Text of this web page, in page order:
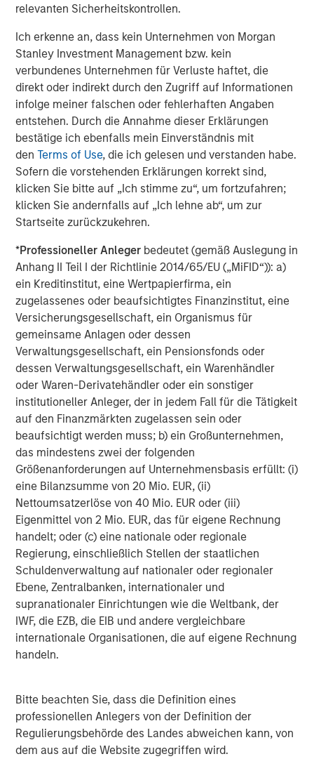
relevanten Sicherheitskontrollen.
Ich erkenne an, dass kein Unternehmen von Morgan
Stanley Investment Management bzw. kein
verbundenes Unternehmen für Verluste haftet, die
direkt oder indirekt durch den Zugriff auf Informationen
infolge meiner falschen oder fehlerhaften Angaben
entstehen. Durch die Annahme dieser Erklärungen
bestätige ich ebenfalls mein Einverständnis mit
denTerms of Use, die ich gelesen und verstanden habe.
Sofern die vorstehenden Erklärungen korrekt sind,
klicken Sie bitte auf „Ich stimme zu“, um fortzufahren;
klicken Sie andernfalls auf „Ich lehne ab“, um zur
Startseite zurückzukehren.
*Professioneller Anleger bedeutet (gemäß Auslegung in
Anhang II Teil I der Richtlinie 2014/65/EU („MiFID“)): a)
ein Kreditinstitut, eine Wertpapierfirma, ein
zugelassenes oder beaufsichtigtes Finanzinstitut, eine
Versicherungsgesellschaft, ein Organismus für
gemeinsame Anlagen oder dessen
Verwaltungsgesellschaft, ein Pensionsfonds oder
dessen Verwaltungsgesellschaft, ein Warenhändler
oder Waren-Derivatehändler oder ein sonstiger
institutioneller Anleger, der in jedem Fall für die Tätigkeit
auf den Finanzmärkten zugelassen sein oder
beaufsichtigt werden muss; b) ein Großunternehmen,
das mindestens zwei der folgenden
Größenanforderungen auf Unternehmensbasis erfüllt: (i)
eine Bilanzsumme von 20 Mio. EUR, (ii)
Nettoumsatzerlöse von 40 Mio. EUR oder (iii)
Eigenmittel von 2 Mio. EUR, das für eigene Rechnung
handelt; oder (c) eine nationale oder regionale
Regierung, einschließlich Stellen der staatlichen
Schuldenverwaltung auf nationaler oder regionaler
Ebene, Zentralbanken, internationaler und
supranationaler Einrichtungen wie die Weltbank, der
IWF, die EZB, die EIB und andere vergleichbare
internationale Organisationen, die auf eigene Rechnung
handeln.
Bitte beachten Sie, dass die Definition eines
professionellen Anlegers von der Definition der
Regulierungsbehörde des Landes abweichen kann, von
dem aus auf die Website zugegriffen wird.
Vyn®’s technology is designed to make work simpler and
more efficient for frontline workers whose skills are in
high demand due to accelerating investment in global
infrastructure spend. By documenting every job
performed in the field, Vyn® creates an auditable trail of
work, while simultaneously organising institutional
knowledge and expertise for better training and process
design. This knowledge, captured with Vyn®
SmartVideoNotes® platform, is being used to upskill new
frontline workers in the field, and also enabling an aging
expert workforce to continue to work more flexibly for
longer using video technology,
Kapil Singhal, Co-founder and CEO of Vyntelligence,
commented:“This partnership with Blume Equity and
Morgan Stanley Investment Management’s 1GT validates
our mission to transform how field work is captured,
analysed, and acted upon. With this investment, we will
expand our platform capabilities and geographic
footprint, including the US, and continue building the
world’s most comprehensive frontline work solutions that
drive intelligent collaboration and value creation across
the entire ecosystem and supply chain.”
Arti Khanna, Co-founder of Vyntelligence, added:“Our
superpower is not just applying AI to the historically
underserved world of physical work, but leveraging over
a decade of expertly curated proprietary field video data
to fundamentally transform the value of in-field work for
our clients. We can deliver unbeatable visibility for
customers over their assets, people, and operations,
empowering customers with the insights they need to
materially improve the efficiency of their operations and
the role that in-field workers play for their businesses.”
Eleanor Blagbrough, Co-founding Partner at Blume
Equity, said:“Vyntelligence exemplifies the type of
inherently impactful business we seek to partner with at
Blume – a company delivering both compelling
commercial outcomes and measurable environmental
improving safety, efficiency, and compliance while
significantly reducing carbon emissions from field
operations.We are delighted to be partnering with a
leading UK AI business.”